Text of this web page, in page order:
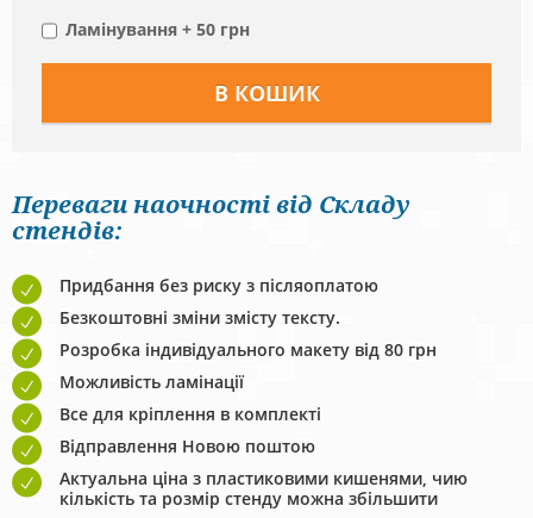
Ламінування + 50 грн
Переваги наочності від Складу
стендів:
Придбання без риску з післяоплатою
Безкоштовні зміни змісту тексту.
Розробка індивідуального макету від 80 грн
Можливість ламінації
Все для кріплення в комплекті
Відправлення Новою поштою
Актуальна ціна з пластиковими кишенями, чию
кількість та розмір стенду можна збільшити